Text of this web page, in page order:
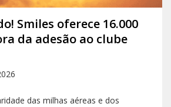
Smiles oferece 16.000
da adesão ao clube
das milhas aéreas e dos